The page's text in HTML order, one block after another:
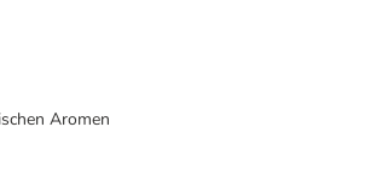
Aromen